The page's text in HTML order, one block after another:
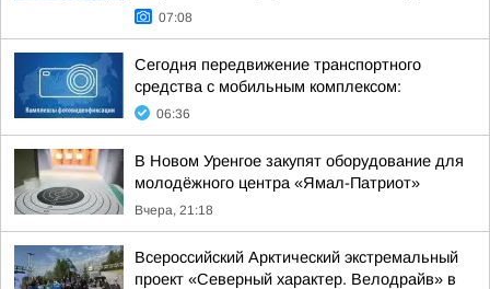
07:08
Сегодня передвижение транспортного
средства с мобильным комплексом:
06:36
В Новом Уренгое закупят оборудование для
молодёжного центра «Ямал-Патриот»
Вчера, 21:18
Всероссийский Арктический экстремальный
проект «Северный характер. Велодрайв» в